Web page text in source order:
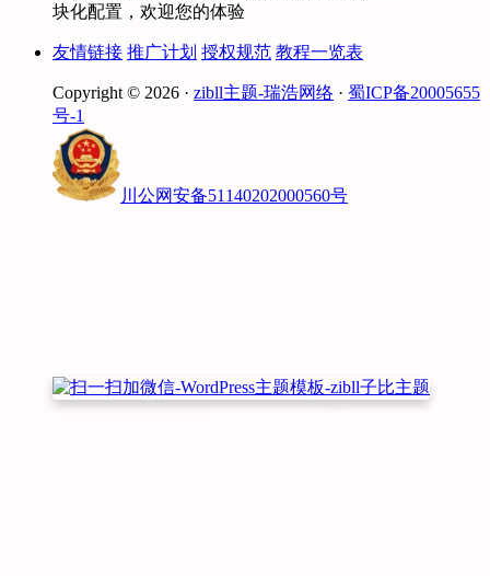
块化配置，欢迎您的体验
友情链接 推广计划 授权规范 教程一览表
Copyright © 2026 · zibll主题-瑞浩网络 · 蜀ICP备20005655
号-1
川公网安备51140202000560号